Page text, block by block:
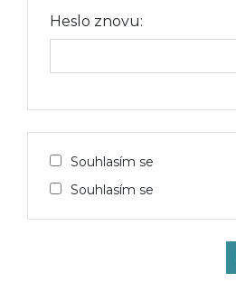
Heslo znovu:
Souhlasím se
Souhlasím se